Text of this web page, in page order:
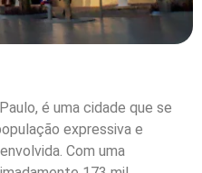
é uma cidade que se
expressiva e
Com uma